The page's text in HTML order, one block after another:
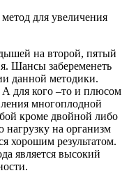
для увеличения
на второй, пятый
Шансы забеременеть
данной методики.
для кого –то и плюсом
многоплодной
кроме двойной либо
на организм
хорошим результатом.
является высокий